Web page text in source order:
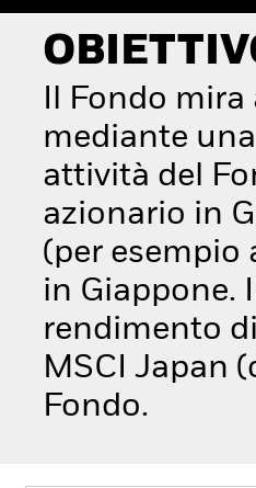
Il Fondo
mediante
attività del
azionario in
(per
in Giappone.
rendimento
MSCI Japan
Fondo.